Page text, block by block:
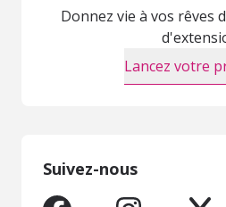
Donnez vie à vos rêves
Lancez votre
Suivez-nous